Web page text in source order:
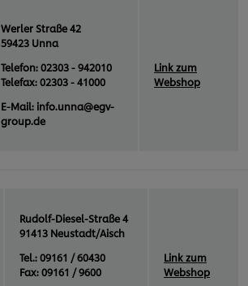
Werler Straße 42
59423 Unna
Telefon: 02303 - 942010
Telefax: 02303 - 41000
E-Mail: info.unna@egv-
group.de
Link zum
Webshop
Rudolf-Diesel-Straße 4
91413 Neustadt/Aisch
Tel.: 09161 / 60430
Fax: 09161 / 9600
Link zum
Webshop